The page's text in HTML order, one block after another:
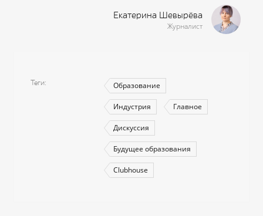
Екатерина Шевырёва
Журналист
Теги Образование
Индустрия Главное
Дискуссия
Будущее образования
Clubhouse